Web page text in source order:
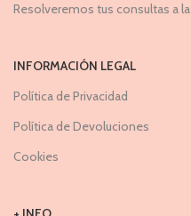
Resolveremos tus consultas a
INFORMACIÓN LEGAL
Política de Privacidad
Política de Devoluciones
Cookies